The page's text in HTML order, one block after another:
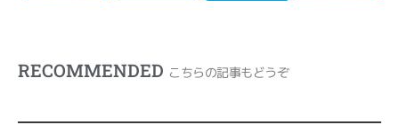
RECOMMENDED こちらの記事もどうぞ